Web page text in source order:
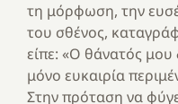
τη μόρφωση, την
του σθένος,
είπε: «Ο θάνατός μου
μόνο ευκαιρία
Στην πρόταση να